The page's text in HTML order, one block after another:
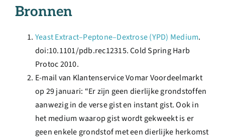
Bronnen
Yeast Extract–Peptone–Dextrose (YPD) Medium.
doi:10.1101/pdb.rec12315. Cold Spring Harb
Protoc 2010.
E-mail van Klantenservice Vomar Voordeelmarkt
op 29 januari: “Er zijn geen dierlijke grondstoffen
aanwezig in de verse gist en instant gist. Ook in
het medium waarop gist wordt gekweekt is er
geen enkele grondstof met een dierlijke herkomst